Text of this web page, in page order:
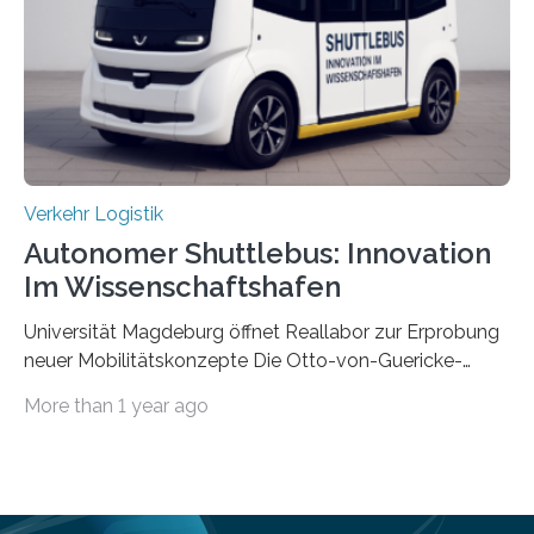
effizienter ist als die zentrale Steuerung. Dafür sucht
das IPH noch Unternehmen, die Interesse daran haben,
am realen Beispiel ihrer Fabrik…
Verkehr Logistik
Autonomer Shuttlebus: Innovation
Im Wissenschaftshafen
Universität Magdeburg öffnet Reallabor zur Erprobung
neuer Mobilitätskonzepte Die Otto-von-Guericke-
Erforschung neuer Mobilitätskonzepte für Sachsen-
More than 1 year ago